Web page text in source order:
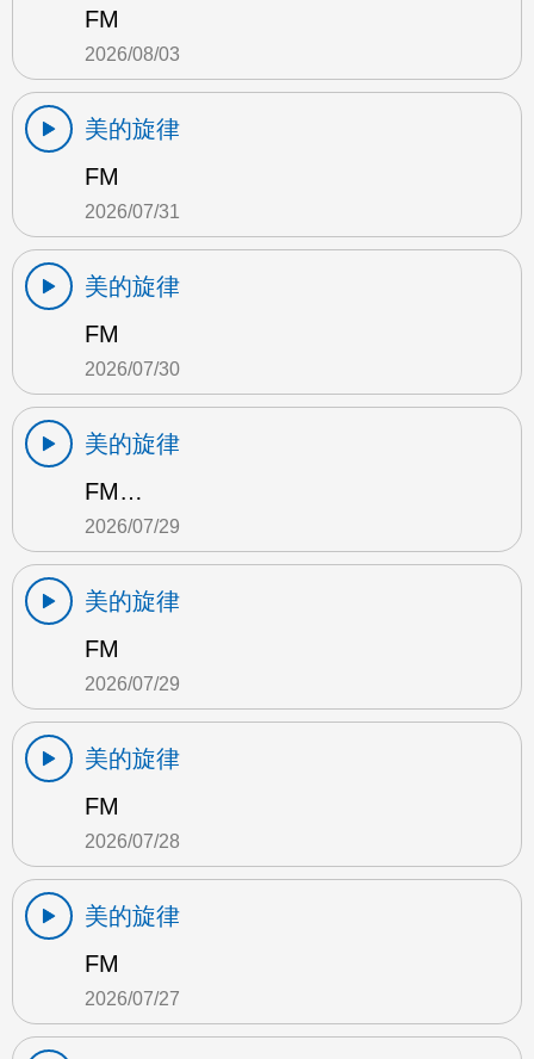
FM
2026/08/03
美的旋律
FM
2026/07/31
美的旋律
FM
2026/07/30
美的旋律
FM…
2026/07/29
美的旋律
FM
2026/07/29
美的旋律
FM
2026/07/28
美的旋律
FM
2026/07/27